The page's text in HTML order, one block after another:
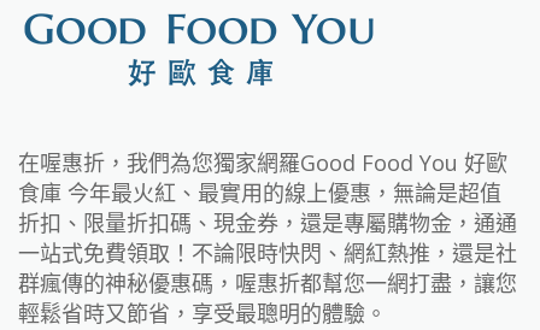
在喔惠折，我們為您獨家網羅Good Food You 好歐
食庫 今年最火紅、最實用的線上優惠，無論是超值
折扣、限量折扣碼、現金券，還是專屬購物金，通通
一站式免費領取！不論限時快閃、網紅熱推，還是社
群瘋傳的神秘優惠碼，喔惠折都幫您一網打盡，讓您
輕鬆省時又節省，享受最聰明的體驗。